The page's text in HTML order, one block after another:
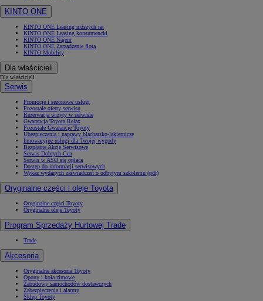
KINTO ONE
KINTO ONE Leasing niższych rat
KINTO ONE Leasing konsumencki
KINTO ONE Najem
KINTO ONE Zarządzanie flotą
KINTO Mobility
Dla właścicieli
Dla właścicieli
Serwis
Promocje i sezonowe usługi
Pozostałe oferty serwisu
Rezerwacja wizyty w serwisie
Gwarancja Toyota Relax
Pozostałe Gwarancje Toyoty
Ubezpieczenia i naprawy blacharsko-lakiernicze
Innowacyjne usługi dla Twojej wygody
Bezpłatne Akcje Serwisowe
Serwis Dobrych Cen
Serwis w ASO się opłaca
Dostęp do informacji serwisowych
Wykaz wydanych zaświadczeń o odbytym szkoleniu (pdf)
Oryginalne części i oleje Toyota
Oryginalne części Toyoty
Oryginalne oleje Toyoty
Program Sprzedaży Hurtowej Trade
Trade
Akcesoria
Oryginalne akcesoria Toyoty
Opony i koła zimowe
Zabudowy samochodów dostawczych
Zabezpieczenia i alarmy
Sklep Toyoty